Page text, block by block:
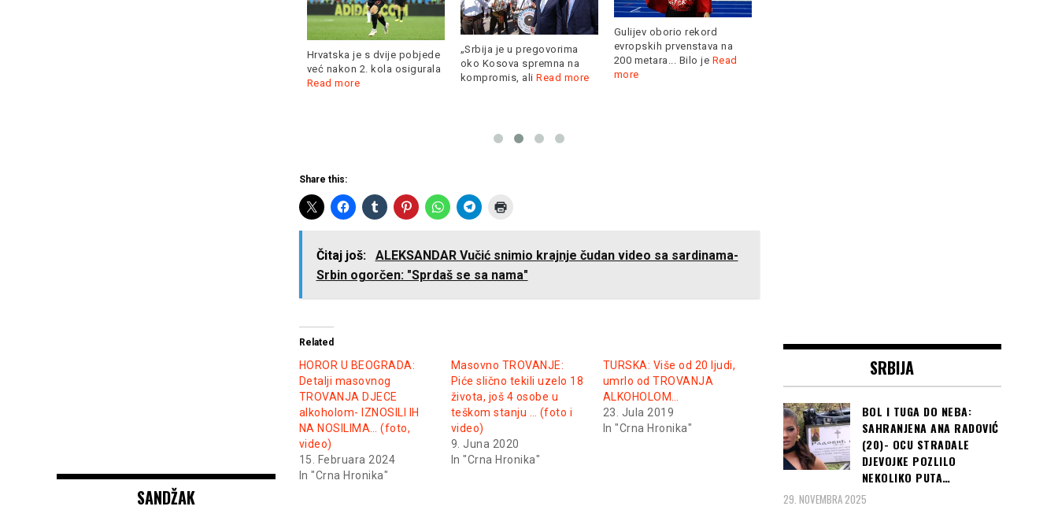
Hrvatska je s dvije pobjede
već nakon 2. kola osigurala
Read more
„Srbija je u pregovorima
oko Kosova spremna na
kompromis, ali Read more
Gulijev oborio rekord
evropskih prvenstava na
200 metara... Bilo je Read
more
Share this:
Čitaj još:
ALEKSANDAR Vučić snimio krajnje čudan video sa sardinama-
Srbin ogorčen: "Sprdaš se sa nama"
Related
HOROR U BEOGRADA:
Detalji masovnog
TROVANJA DJECE
alkoholom- IZNOSILI IH
NA NOSILIMA… (foto,
video)
15. Februara 2024
In "Crna Hronika"
Masovno TROVANJE:
Piće slično tekili uzelo 18
života, još 4 osobe u
teškom stanju … (foto i
video)
9. Juna 2020
In "Crna Hronika"
TURSKA: Više od 20 ljudi,
umrlo od TROVANJA
ALKOHOLOM…
23. Jula 2019
In "Crna Hronika"
SANDŽAK
SRBIJA
BOL I TUGA DO NEBA:
SAHRANJENA ANA RADOVIĆ
(20)- OCU STRADALE
DJEVOJKE POZLILO
NEKOLIKO PUTA…
29. NOVEMBRA 2025